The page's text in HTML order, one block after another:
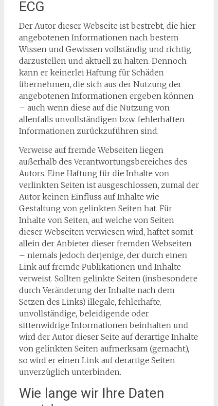
ECG
Der Autor dieser Webseite ist bestrebt, die hier
angebotenen Informationen nach bestem
Wissen und Gewissen vollständig und richtig
darzustellen und aktuell zu halten. Dennoch
kann er keinerlei Haftung für Schäden
übernehmen, die sich aus der Nutzung der
angebotenen Informationen ergeben können
– auch wenn diese auf die Nutzung von
allenfalls unvollständigen bzw. fehlerhaften
Informationen zurückzuführen sind.
Verweise auf fremde Webseiten liegen
außerhalb des Verantwortungsbereiches des
Autors. Eine Haftung für die Inhalte von
verlinkten Seiten ist ausgeschlossen, zumal der
Autor keinen Einfluss auf Inhalte wie
Gestaltung von gelinkten Seiten hat. Für
Inhalte von Seiten, auf welche von Seiten
dieser Webseiten verwiesen wird, haftet somit
allein der Anbieter dieser fremden Webseiten
– niemals jedoch derjenige, der durch einen
Link auf fremde Publikationen und Inhalte
verweist. Sollten gelinkte Seiten (insbesondere
durch Veränderung der Inhalte nach dem
Setzen des Links) illegale, fehlerhafte,
unvollständige, beleidigende oder
sittenwidrige Informationen beinhalten und
wird der Autor dieser Seite auf derartige Inhalte
von gelinkten Seiten aufmerksam (gemacht),
so wird er einen Link auf derartige Seiten
unverzüglich unterbinden.
Wie lange wir Ihre Daten